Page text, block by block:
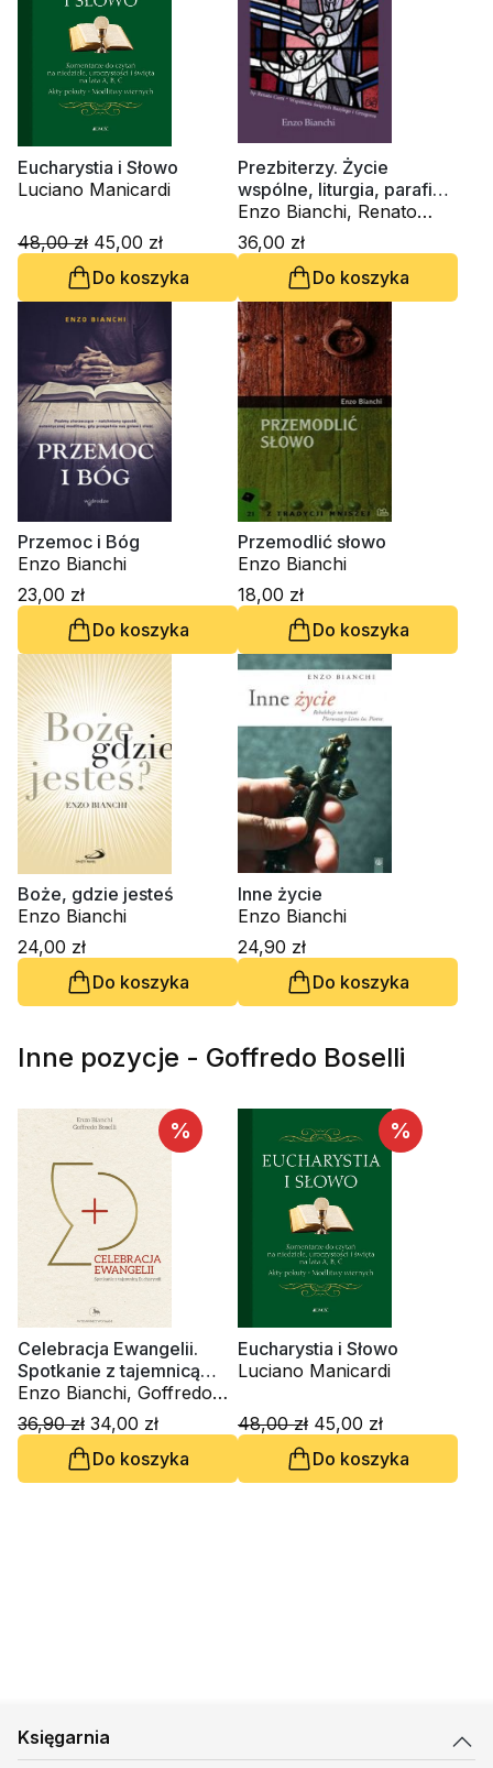
Eucharystia i Słowo
Luciano Manicardi
48,00 zł 45,00 zł
Do koszyka
Prezbiterzy. Życie
wspólne, liturgia, parafia,
ewangelizacja
Enzo Bianchi, Renato
Corti
36,00 zł
Do koszyka
Przemoc i Bóg
Enzo Bianchi
23,00 zł
Do koszyka
Przemodlić słowo
Enzo Bianchi
18,00 zł
Do koszyka
Boże, gdzie jesteś
Enzo Bianchi
24,00 zł
Do koszyka
Inne życie
Enzo Bianchi
24,90 zł
Do koszyka
Inne pozycje - Goffredo Boselli
%
Celebracja Ewangelii.
Spotkanie z tajemnicą
Eucharystii
Enzo Bianchi, Goffredo
Boselli
36,90 zł 34,00 zł
Do koszyka
%
Eucharystia i Słowo
Luciano Manicardi
48,00 zł 45,00 zł
Do koszyka
Księgarnia